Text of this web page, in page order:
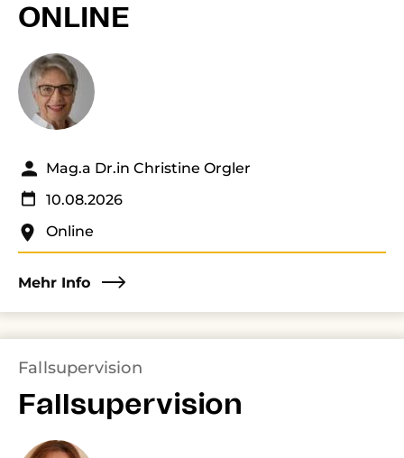
ONLINE
Mag.a Dr.in Christine Orgler
10.08.2026
Online
Mehr Info
Fallsupervision
Fallsupervision